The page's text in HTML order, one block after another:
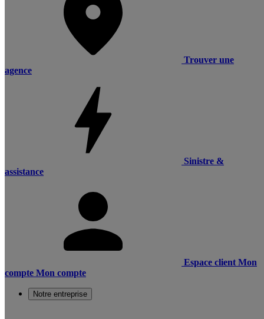
Trouver une
agence
Sinistre &
assistance
Espace client Mon
compte Mon compte
Notre entreprise